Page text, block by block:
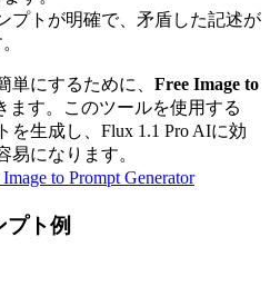
プトが明確で、矛盾した記述が
単にするために、 Free Image to
ます。このツールを使用する
を生成し、Flux 1.1 Pro AIに効
易になります。
Image to Prompt Generator
ト例